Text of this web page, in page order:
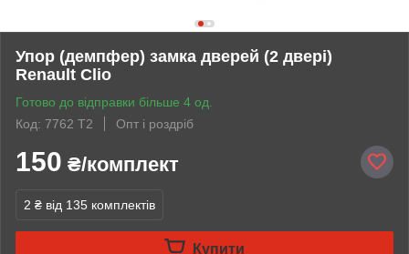
Упор (демпфер) замка дверей (2 двері)
Renault Clio
Готово до відправки більше 4 од.
Код: 7762 Т2
Опт і роздріб
150 ₴/комплект
2 ₴ від 135 комплектів
Купити